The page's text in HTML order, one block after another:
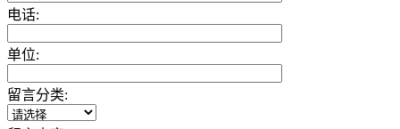
电话:
单位:
留言分类: